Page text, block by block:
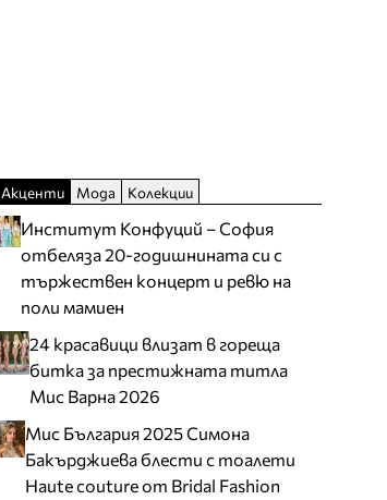
Акценти Мода Колекции
Институт Конфуций – София
отбеляза 20-годишнината си с
тържествен концерт и ревю на
поли мамиен
24 красавици влизат в гореща
битка за престижната титла
Мис Варна 2026
Мис България 2025 Симона
Бакърджиева блести с тоалети
Haute couture от Bridal Fashion